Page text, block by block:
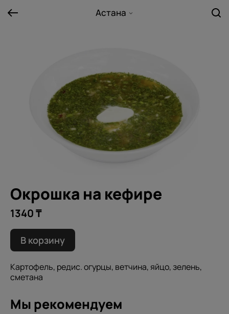
Астана
Окрошка на кефире
1340 ₸
В корзину
Картофель, редис. огурцы, ветчина, яйцо, зелень,
сметана
Мы рекомендуем